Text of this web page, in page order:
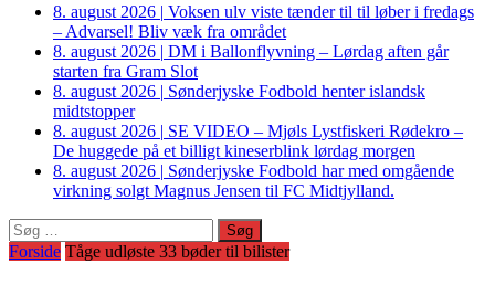
8. august 2026 | Voksen ulv viste tænder til til løber i fredags
– Advarsel! Bliv væk fra området
8. august 2026 | DM i Ballonflyvning – Lørdag aften går
starten fra Gram Slot
8. august 2026 | Sønderjyske Fodbold henter islandsk
midtstopper
8. august 2026 | SE VIDEO – Mjøls Lystfiskeri Rødekro –
De huggede på et billigt kineserblink lørdag morgen
8. august 2026 | Sønderjyske Fodbold har med omgående
virkning solgt Magnus Jensen til FC Midtjylland.
Søg
efter:
Forside Tåge udløste 33 bøder til bilister